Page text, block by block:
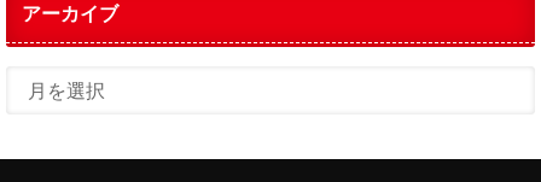
アーカイブ